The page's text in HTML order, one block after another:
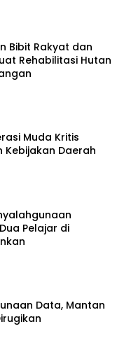
Bibit Rakyat dan
Rehabilitasi Hutan
Muda Kritis
Daerah
Pelajar di
Data, Mantan